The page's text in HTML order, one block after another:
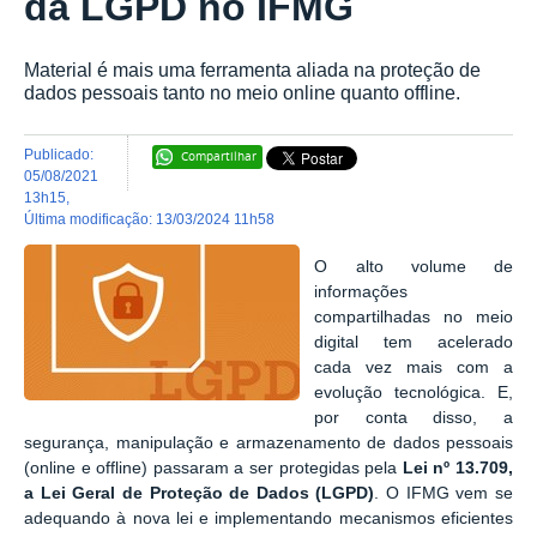
Material é mais uma ferramenta aliada na proteção de
dados pessoais tanto no meio online quanto offline.
Compartilhar
publicado:
05/08/2021
13h15
última modificação: 13/03/2024 11h58
O alto volume de
informações
compartilhadas no meio
digital tem acelerado
cada vez mais com a
evolução tecnológica. E,
por conta disso, a
segurança, manipulação e armazenamento de dados pessoais
(online e offline) passaram a ser protegidas pela Lei nº 13.709,
a Lei Geral de Proteção de Dados (LGPD). O IFMG vem se
adequando à nova lei e implementando mecanismos eficientes